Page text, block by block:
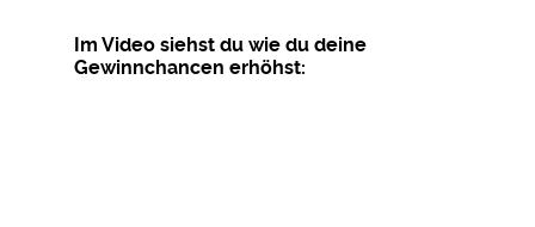
Im Video siehst du wie du deine
Gewinnchancen erhöhst: